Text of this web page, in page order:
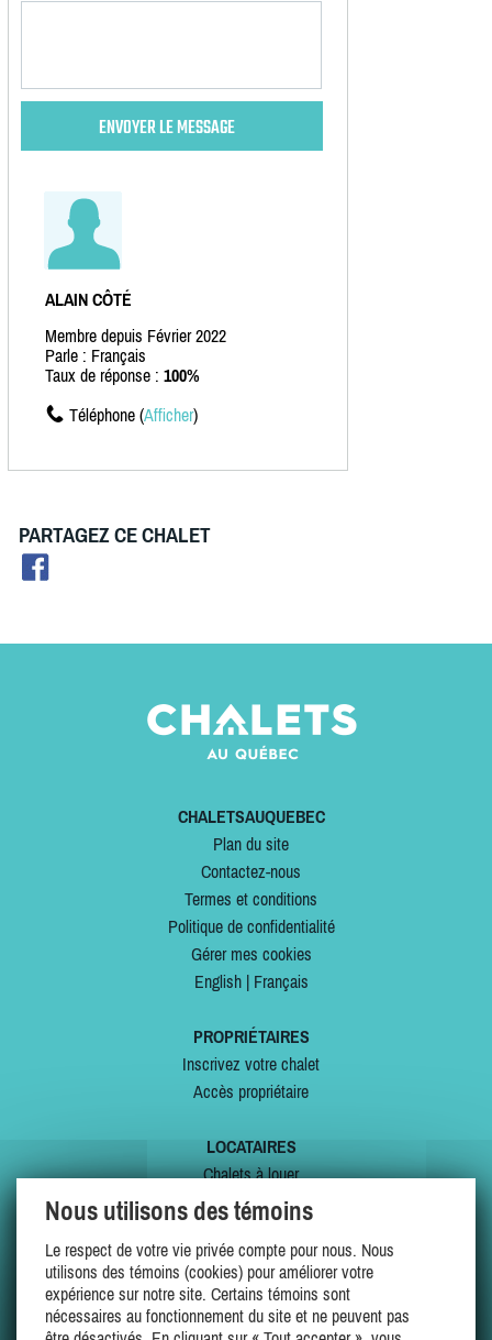
ALAIN CÔTÉ
Membre depuis Février 2022
Parle : Français
Taux de réponse : 100%
Téléphone (Afficher)
PARTAGEZ CE CHALET
CHALETSAUQUEBEC
Plan du site
Contactez-nous
Termes et conditions
Politique de confidentialité
Gérer mes cookies
English| Français
PROPRIÉTAIRES
Inscrivez votre chalet
Accès propriétaire
LOCATAIRES
Chalets à louer
Chalets à vendre
Offres spéciales
Mes favoris
Nous utilisons des témoins
Le respect de votre vie privée compte pour nous. Nous
utilisons des témoins (cookies) pour améliorer votre
expérience sur notre site. Certains témoins sont
nécessaires au fonctionnement du site et ne peuvent pas